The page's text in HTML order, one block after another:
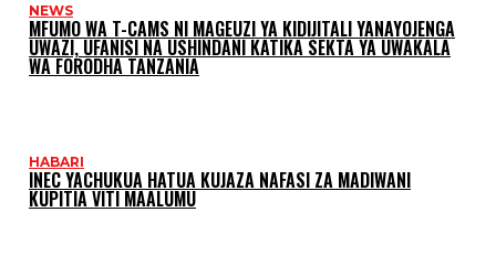
NEWS
MFUMO WA T-CAMS NI MAGEUZI YA KIDIJITALI YANAYOJENGA
UWAZI, UFANISI NA USHINDANI KATIKA SEKTA YA UWAKALA
WA FORODHA TANZANIA
HABARI
INEC YACHUKUA HATUA KUJAZA NAFASI ZA MADIWANI
KUPITIA VITI MAALUMU